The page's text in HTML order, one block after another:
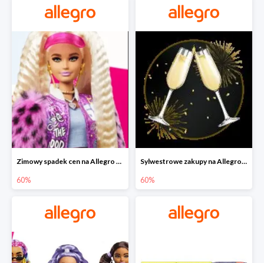
Zimowy spadek cen na Allegro - lalki Barbie do -60%
60%
Sylwestrowe zakupy na Allegro do -60%
60%